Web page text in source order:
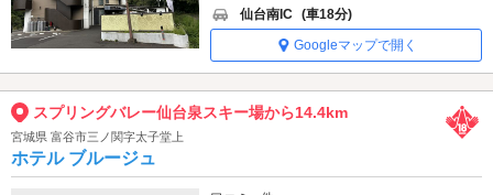
仙台南IC (車18分)
Googleマップで開く
スプリングバレー仙台泉スキー場から14.4km
宮城県 富谷市三ノ関字太子堂上
ホテル ブルージュ